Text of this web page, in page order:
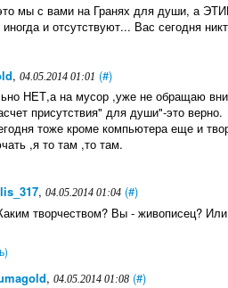
мы с вами на Гранях для души, а
иногда и отсутствуют... Вас сегодня
, 04.05.2014 01:01 (#)
НЕТ,а на мусор ,уже не обращаю
присутствия" для души"-это верно.
тоже кроме компьютера еще и
,я то там ,то там.
,04.05.2014 01:04 (#)
творчеством? Вы - живописец? Или
,04.05.2014 01:08 (#)